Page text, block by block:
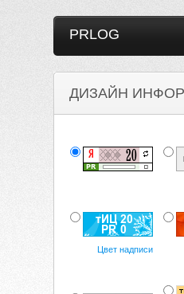
PRLOG
ДИЗАЙН
Цвет надписи